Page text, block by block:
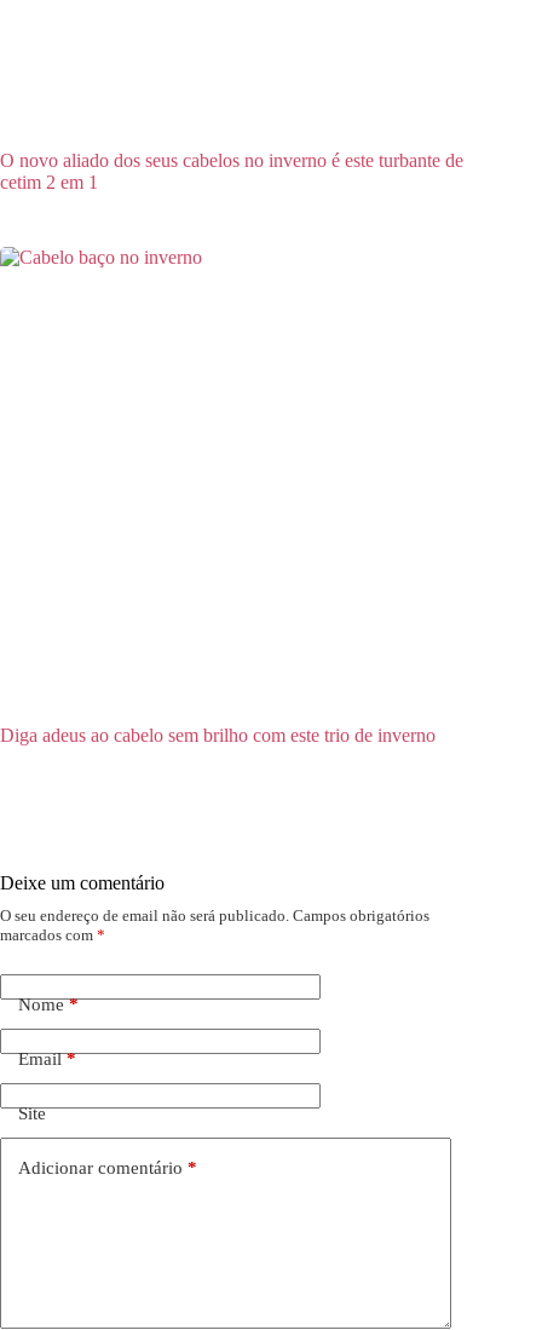
O novo aliado dos seus cabelos no inverno é este turbante de
cetim 2 em 1
Diga adeus ao cabelo sem brilho com este trio de inverno
Deixe um comentário
O seu endereço de email não será publicado. Campos obrigatórios
marcados com *
Nome*
Email*
Site
Adicionar comentário *